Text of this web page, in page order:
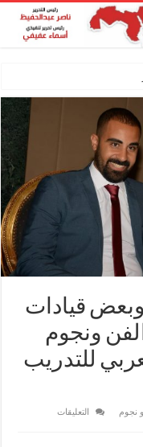
فنية ت
قيادات
ونجوم
للتدريب
نجوم التعليقات